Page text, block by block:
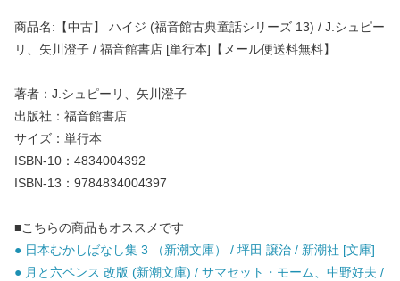
商品名:【中古】 ハイジ (福音館古典童話シリーズ 13) / J.シュピー
リ、矢川澄子 / 福音館書店 [単行本]【メール便送料無料】
著者：J.シュピーリ、矢川澄子
出版社：福音館書店
サイズ：単行本
ISBN-10：4834004392
ISBN-13：9784834004397
■こちらの商品もオススメです
● 日本むかしばなし集 3 （新潮文庫） / 坪田 譲治 / 新潮社 [文庫]
● 月と六ペンス 改版 (新潮文庫) / サマセット・モーム、中野好夫 /